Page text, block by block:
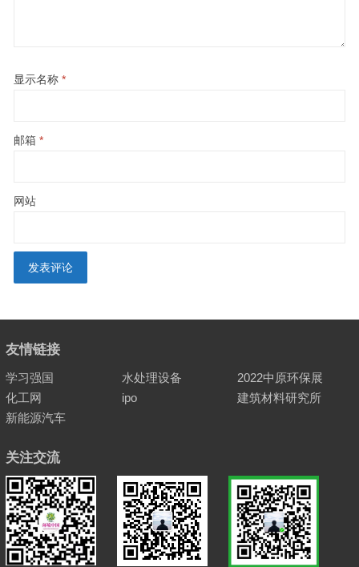
显示名称 *
邮箱 *
网站
友情链接
学习强国 水处理设备
2022中原环保展
化工网
ipo
建筑材料研究所
新能源汽车
关注交流